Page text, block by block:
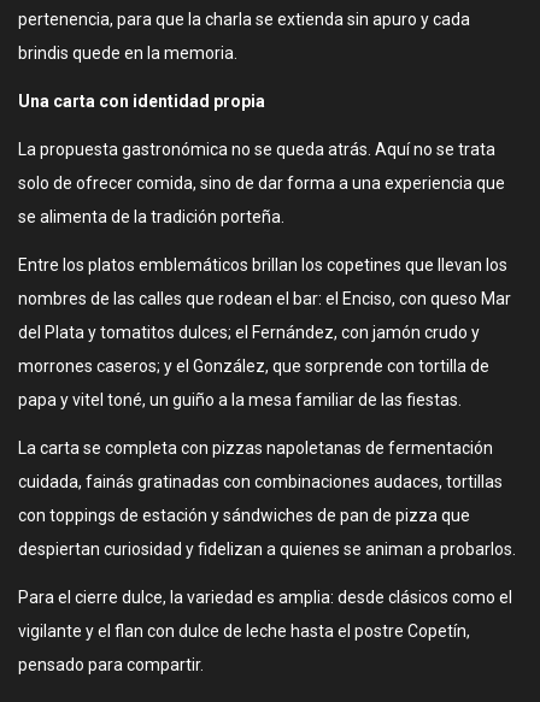
pertenencia, para que la charla se extienda sin apuro y cada
brindis quede en la memoria.
Una carta con identidad propia
La propuesta gastronómica no se queda atrás. Aquí no se trata
solo de ofrecer comida, sino de dar forma a una experiencia que
se alimenta de la tradición porteña.
Entre los platos emblemáticos brillan los copetines que llevan los
nombres de las calles que rodean el bar: el Enciso, con queso Mar
del Plata y tomatitos dulces; el Fernández, con jamón crudo y
morrones caseros; y el González, que sorprende con tortilla de
papa y vitel toné, un guiño a la mesa familiar de las fiestas.
La carta se completa con pizzas napoletanas de fermentación
cuidada, fainás gratinadas con combinaciones audaces, tortillas
con toppings de estación y sándwiches de pan de pizza que
despiertan curiosidad y fidelizan a quienes se animan a probarlos.
Para el cierre dulce, la variedad es amplia: desde clásicos como el
vigilante y el flan con dulce de leche hasta el postre Copetín,
pensado para compartir.